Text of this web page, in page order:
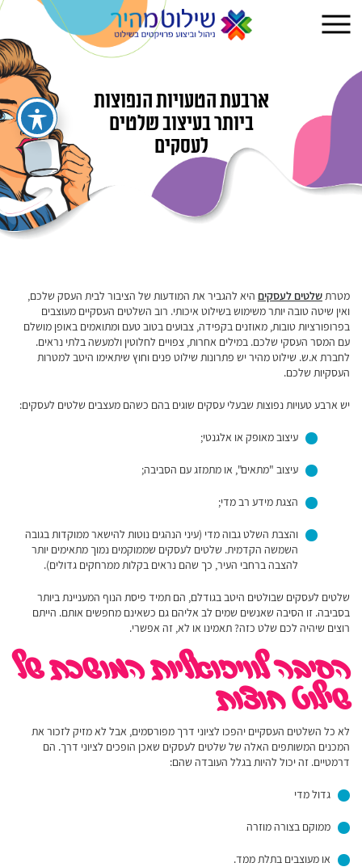
ארבעת הטעויות הנפוצות
ביותר בעיצוב שלטים
לעסקים
מטרתשלטים לעסקים היא להגביר את המודעות של הציבור לבית העסק שלכם,
ואין שיטה טובה יותר משימוש בשילוט איכותי. רוב השלטים העסקיים מעוצבים
בפרופורציות טובות, מאוזנים בקפידה, צבועים בטוב טעם ומתואמים באופן מושלם
עם המסר העסקי שלכם. במילים אחרות, צפויים לחלוטין ולמעשה בלתי נראים.
לחברת א.ש. שילוט מהיר יש פתרונות שילוט פנים וחוץ שיתאימו היטב למטרות
העסקיות שלכם.
יש ארבע טעויות נפוצות שבעלי עסקים שוגים בהם כשהם מעצבים שלטים לעסקים:
עיצוב מאופק או אלגנטי;
עיצוב "מתאים", או מתמזג עם הסביבה;
הצגת מידע רב מדי;
והצבת השלט גבוה מדי (עיני הנהגים נוטות להישאר ממוקדות בגובה
השמשה הקדמית. שלטים לעסקים שממוקמים נמוך מתאימים יותר
להצבה ברחבי העיר, כך שהם נראים בקלות ממרחקים גדולים).
שלטים לעסקים שבולטים היטב בגודלם, הם תמיד פיסת הנוף המעניינת ביותר
בסביבה. זו הסיבה שאנשים שמים לב אליהם גם כשאינם מחפשים אותם. הייתם
רוצים שיהיה לכם שלט כזה? תאמינו או לא, זה אפשרי.
הסיבה לוויזואליות המושכת של
שילוט חוצות
לא כל השלטים העסקיים יהפכו לציוני דרך מפורסמים, אבל לא מזיק לזכור את
המכנים המשותפים האלה של שלטים לעסקים שאכן הופכים לציוני דרך. הם
דרמטיים. זה יכול להיות בגלל העובדה שהם:
גדול מדי
ממוקם בצורה מוזרה
או מעוצבים בתלת ממד.